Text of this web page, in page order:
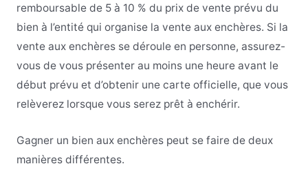
remboursable de 5 à 10 % du prix de vente prévu du
bien à l’entité qui organise la vente aux enchères. Si la
vente aux enchères se déroule en personne, assurez-
vous de vous présenter au moins une heure avant le
début prévu et d’obtenir une carte officielle, que vous
relèverez lorsque vous serez prêt à enchérir.
Gagner un bien aux enchères peut se faire de deux
manières différentes.